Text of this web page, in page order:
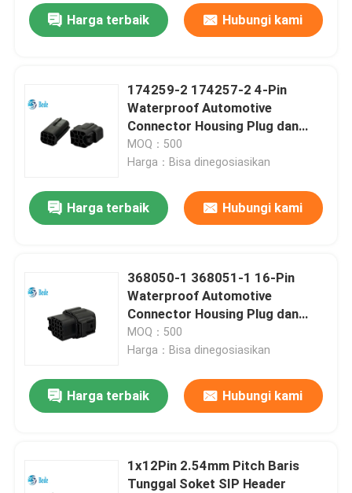
Harga terbaik Hubungi kami
174259-2 174257-2 4-Pin
Waterproof Automotive
Connector Housing Plug dan
Socket
MOQ：500
Harga：Bisa dinegosiasikan
Harga terbaik Hubungi kami
368050-1 368051-1 16-Pin
Waterproof Automotive
Connector Housing Plug dan
Socket
MOQ：500
Harga：Bisa dinegosiasikan
Harga terbaik Hubungi kami
1x12Pin 2.54mm Pitch Baris
Tunggal Soket SIP Header